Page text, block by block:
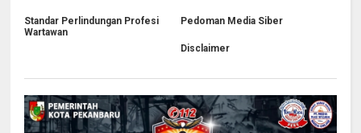
Standar Perlindungan Profesi
Wartawan
Pedoman Media Siber
Disclaimer